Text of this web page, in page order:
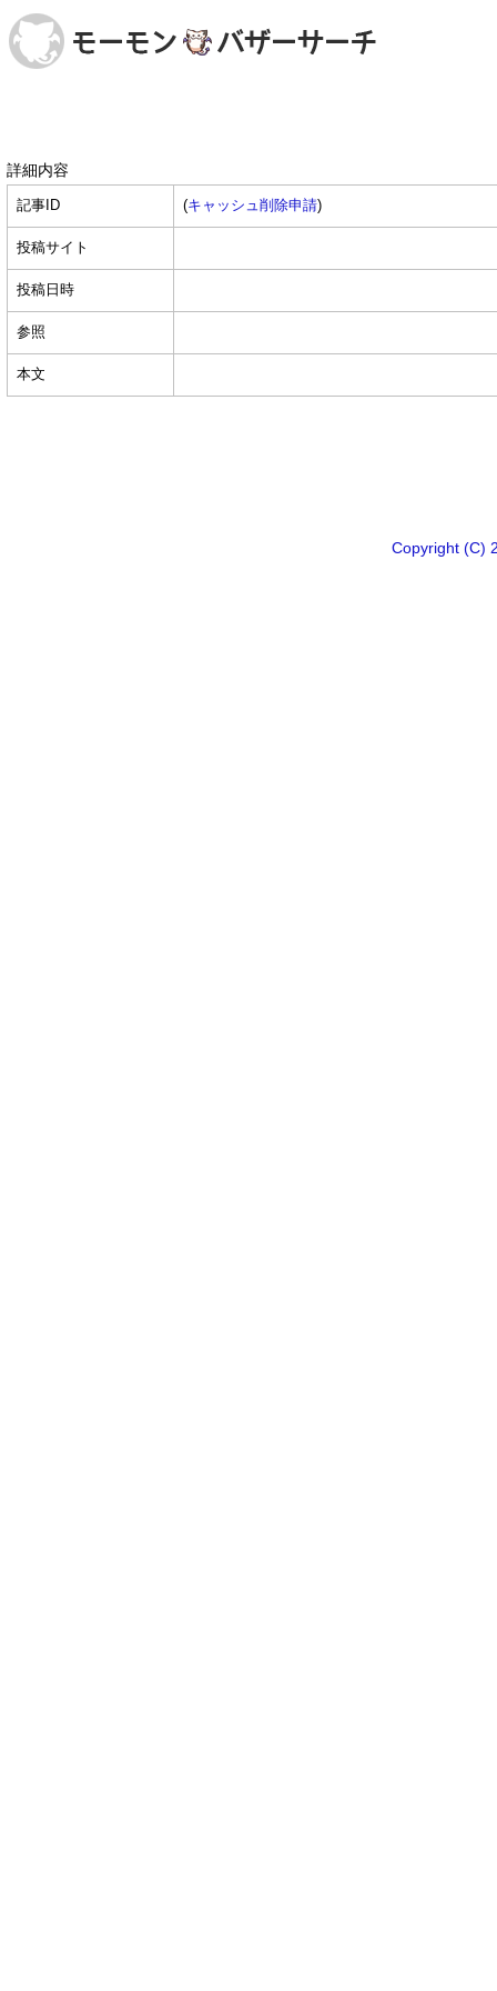
詳細内容
記事ID (キャッシュ削除申請)
投稿サイト
投稿日時
参照
本文
Copyright (C)